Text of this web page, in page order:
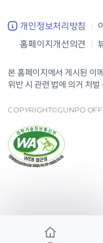
개인정보처리방침
홈페이지개선의견
본 홈페이지에서 게시된 이
위반 시 관련 법에 의거 처
COPYRIGHT©GUNPO